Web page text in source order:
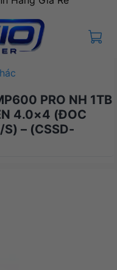
PRO NH 1TB
4.0×4 (ĐOC
– (CSSD-